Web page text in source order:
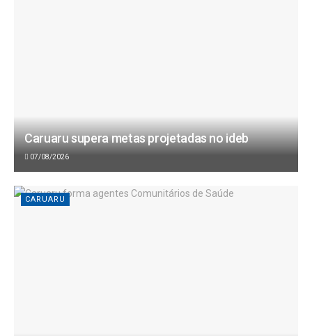
Caruaru supera metas projetadas no ideb
07/08/2026
CARUARU